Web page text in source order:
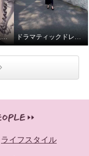
ほっこりとポップに冬を楽しことむコートスタイル ドラマティックドレスで秋を楽しむ
ライフスタイル